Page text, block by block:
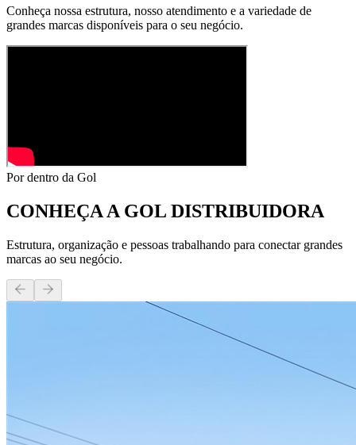
Conheça nossa estrutura, nosso atendimento e a variedade de
grandes marcas disponíveis para o seu negócio.
Por dentro da Gol
CONHEÇA AGOL DISTRIBUIDORA
Estrutura, organização e pessoas trabalhando para conectar grandes
marcas ao seu negócio.